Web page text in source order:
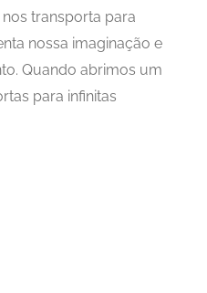
transporta para
nossa imaginação e
Quando abrimos um
para infinitas